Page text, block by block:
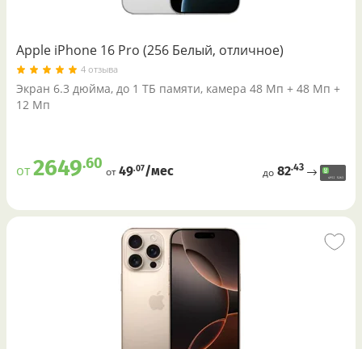
Apple iPhone 16 Pro (256 Белый, отличное)
4 отзыва
Экран 6.3 дюйма, до 1 ТБ памяти, камера 48 Мп + 48 Мп +
12 Мп
от2649.60 от49.07/меc до 82.43